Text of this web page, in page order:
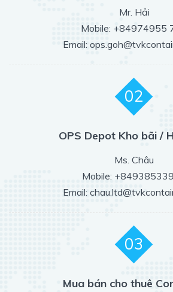
Mr. Hải
Mobile: +84974955
Email:
02
OPS Depot Kho bãi /
Ms. Châu
Mobile:
Email:
03
Mua bán cho thuê